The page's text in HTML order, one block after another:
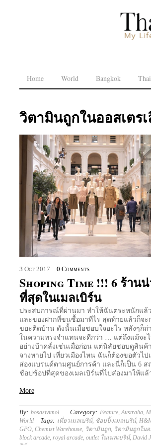
Home World Bangkok
วิตามินถูกในออสเตร
3 Oct 2017 0 Comments
Shoping Time !!! 6 ร้าน
ที่สุดในเมลเบิร์น
ประสบการณ์ที่ผ่านมา ทำให้ฉันตระหนักแล้
และของฝากที่ขนซื้อมาทีไร สุดท้ายแล้วก็จะ
ขยะติดบ้าน ดังนั้นเมื่อชอบใจอะไร หลังๆก็ถ่
ในความทรงจำแทนจะดีกว่า … แต่ถึงแม้จะ
อย่างบ้าคลั่งเช่นเมื่อก่อน แต่นิสัยชอบดูสินค้
จางหายไป เที่ยวเมืองไหน ฉันก็ต้องขอตัวไ
ส่องแบรนด์ตามศูนย์การค้า และนี่ก็เป็น 6 ส
ช้อปช้อปที่สุดของเมลเบิร์นที่ไปส่องมาให้แล้
More
By: bosasivimol Category: Feature ,Australia
World
Tags: เที่ยวเมลเบริน์, ช้อปปิ้งเมลเบริน์,
GPO Chemist Warehouse วิตามินถูก, วิตามินถูกในอ
block arcade royal arcade outlet ในเมลเบริน์, David